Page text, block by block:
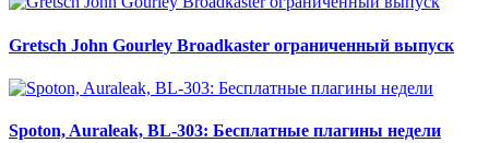
Gretsch John Gourley Broadkaster ограниченный выпуск
Spoton, Auraleak, BL-303: Бесплатные плагины недели